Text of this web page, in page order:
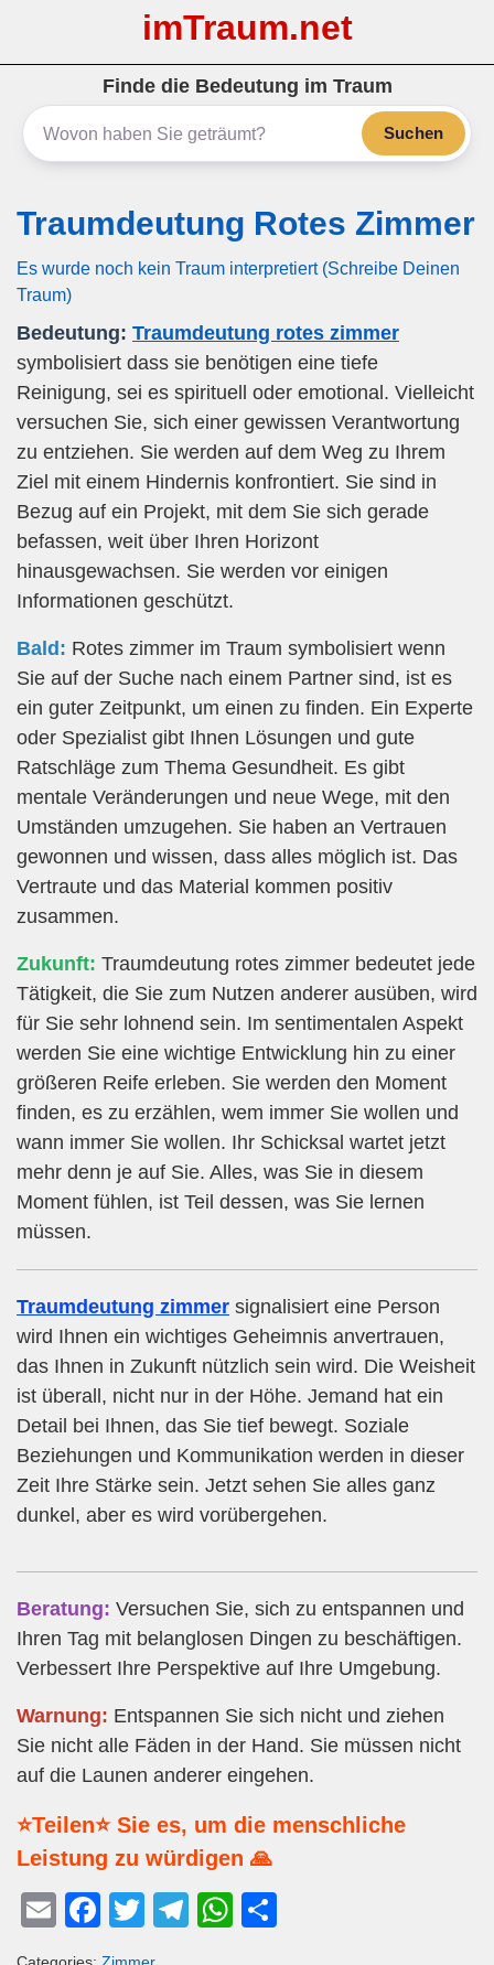
imTraum.net
Finde die Bedeutung im Traum
Suchen
Traumdeutung Rotes Zimmer
Es wurde noch kein Traum interpretiert (Schreibe Deinen
Traum)
Bedeutung: Traumdeutung rotes zimmer
symbolisiert dass sie benötigen eine tiefe
Reinigung, sei es spirituell oder emotional. Vielleicht
versuchen Sie, sich einer gewissen Verantwortung
zu entziehen. Sie werden auf dem Weg zu Ihrem
Ziel mit einem Hindernis konfrontiert. Sie sind in
Bezug auf ein Projekt, mit dem Sie sich gerade
befassen, weit über Ihren Horizont
hinausgewachsen. Sie werden vor einigen
Informationen geschützt.
Bald: Rotes zimmer im Traum symbolisiert wenn
Sie auf der Suche nach einem Partner sind, ist es
ein guter Zeitpunkt, um einen zu finden. Ein Experte
oder Spezialist gibt Ihnen Lösungen und gute
Ratschläge zum Thema Gesundheit. Es gibt
mentale Veränderungen und neue Wege, mit den
Umständen umzugehen. Sie haben an Vertrauen
gewonnen und wissen, dass alles möglich ist. Das
Vertraute und das Material kommen positiv
zusammen.
Zukunft: Traumdeutung rotes zimmer bedeutet jede
Tätigkeit, die Sie zum Nutzen anderer ausüben, wird
für Sie sehr lohnend sein. Im sentimentalen Aspekt
werden Sie eine wichtige Entwicklung hin zu einer
größeren Reife erleben. Sie werden den Moment
finden, es zu erzählen, wem immer Sie wollen und
wann immer Sie wollen. Ihr Schicksal wartet jetzt
mehr denn je auf Sie. Alles, was Sie in diesem
Moment fühlen, ist Teil dessen, was Sie lernen
müssen.
Traumdeutung zimmer signalisiert eine Person
wird Ihnen ein wichtiges Geheimnis anvertrauen,
das Ihnen in Zukunft nützlich sein wird. Die Weisheit
ist überall, nicht nur in der Höhe. Jemand hat ein
Detail bei Ihnen, das Sie tief bewegt. Soziale
Beziehungen und Kommunikation werden in dieser
Zeit Ihre Stärke sein. Jetzt sehen Sie alles ganz
dunkel, aber es wird vorübergehen.
Beratung: Versuchen Sie, sich zu entspannen und
Ihren Tag mit belanglosen Dingen zu beschäftigen.
Verbessert Ihre Perspektive auf Ihre Umgebung.
Warnung: Entspannen Sie sich nicht und ziehen
Sie nicht alle Fäden in der Hand. Sie müssen nicht
auf die Launen anderer eingehen.
⭐Teilen⭐ Sie es, um die menschliche
Leistung zu würdigen 🙏
E
F
T
T
W